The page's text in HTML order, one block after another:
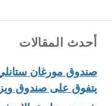
أحدث المقالات
صندوق مورغان ستانلي
يتفوق على صندوق